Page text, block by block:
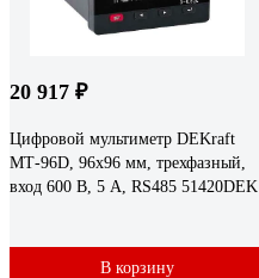
20 917 ₽
Цифровой мультиметр DEKraft
МТ-96D, 96x96 мм, трехфазный,
вход 600 В, 5 А, RS485 51420DEK
В корзину